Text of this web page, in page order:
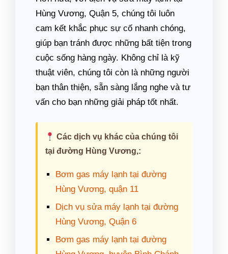
Hùng Vương, Quận 5, chúng tôi luôn
cam kết khắc phục sự cố nhanh chóng,
giúp bạn tránh được những bất tiện trong
cuộc sống hàng ngày. Không chỉ là kỹ
thuật viên, chúng tôi còn là những người
bạn thân thiện, sẵn sàng lắng nghe và tư
vấn cho bạn những giải pháp tốt nhất.
Các dịch vụ khác của chúng tôi
tại đường Hùng Vương,:
Bơm gas máy lạnh tại đường
Hùng Vương, quận 11
Dịch vụ sửa máy lạnh tại đường
Hùng Vương, Quận 6
Bơm gas máy lạnh tại đường